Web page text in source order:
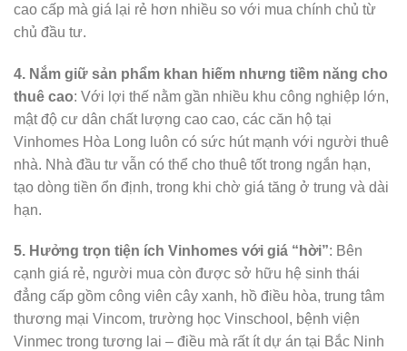
cao cấp mà giá lại rẻ hơn nhiều so với mua chính chủ từ
chủ đầu tư.
4. Nắm giữ sản phẩm khan hiếm nhưng tiềm năng cho
thuê cao: Với lợi thế nằm gần nhiều khu công nghiệp lớn,
mật độ cư dân chất lượng cao cao, các căn hộ tại
Vinhomes Hòa Long luôn có sức hút mạnh với người thuê
nhà. Nhà đầu tư vẫn có thể cho thuê tốt trong ngắn hạn,
tạo dòng tiền ổn định, trong khi chờ giá tăng ở trung và dài
hạn.
5. Hưởng trọn tiện ích Vinhomes với giá “hời”: Bên
cạnh giá rẻ, người mua còn được sở hữu hệ sinh thái
đẳng cấp gồm công viên cây xanh, hồ điều hòa, trung tâm
thương mại Vincom, trường học Vinschool, bệnh viện
Vinmec trong tương lai – điều mà rất ít dự án tại Bắc Ninh